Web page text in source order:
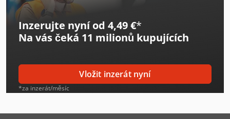
Caterpillar 336
Caterpillar 3512B
Caterpillar 352
Caterpillar 730
Inzerujte nyní od 4,49 €*
Na vás čeká 11 milionů kupujících
Vložit inzerát nyní
*za inzerát/měsíc